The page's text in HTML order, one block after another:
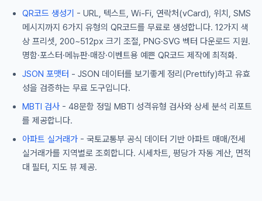
QR코드 생성기 - URL, 텍스트, Wi-Fi, 연락처(vCard), 위치, SMS
메시지까지 6가지 유형의 QR코드를 무료로 생성합니다. 12가지 색
상 프리셋, 200~512px 크기 조절, PNG·SVG 벡터 다운로드 지원.
명함·포스터·메뉴판·매장·이벤트용 예쁜 QR코드 제작에 최적화.
JSON 포맷터 - JSON 데이터를 보기좋게 정리(Prettify)하고 유효
성을 검증하는 무료 도구입니다.
MBTI 검사 - 48문항 정밀 MBTI 성격유형 검사와 상세 분석 리포트
를 제공합니다.
아파트 실거래가 - 국토교통부 공식 데이터 기반 아파트 매매/전세
실거래가를 지역별로 조회합니다. 시세차트, 평당가 자동 계산, 면적
대 필터, 지도 뷰 제공.